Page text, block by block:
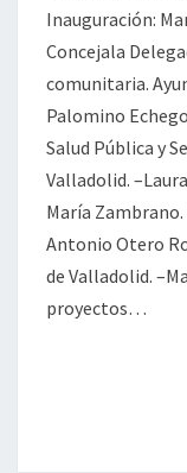
Inauguración:
Concejala
comunitaria.
Palomino
Salud Pública y
Valladolid.
María
Antonio Otero
de Valladolid.
proyectos…